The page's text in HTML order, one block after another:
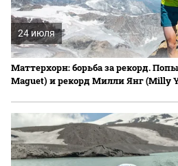
24 июля
Маттерхорн: борьба за рекорд.
Maguet) и рекорд Милли Янг (Milly